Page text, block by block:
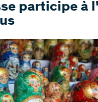
participe à